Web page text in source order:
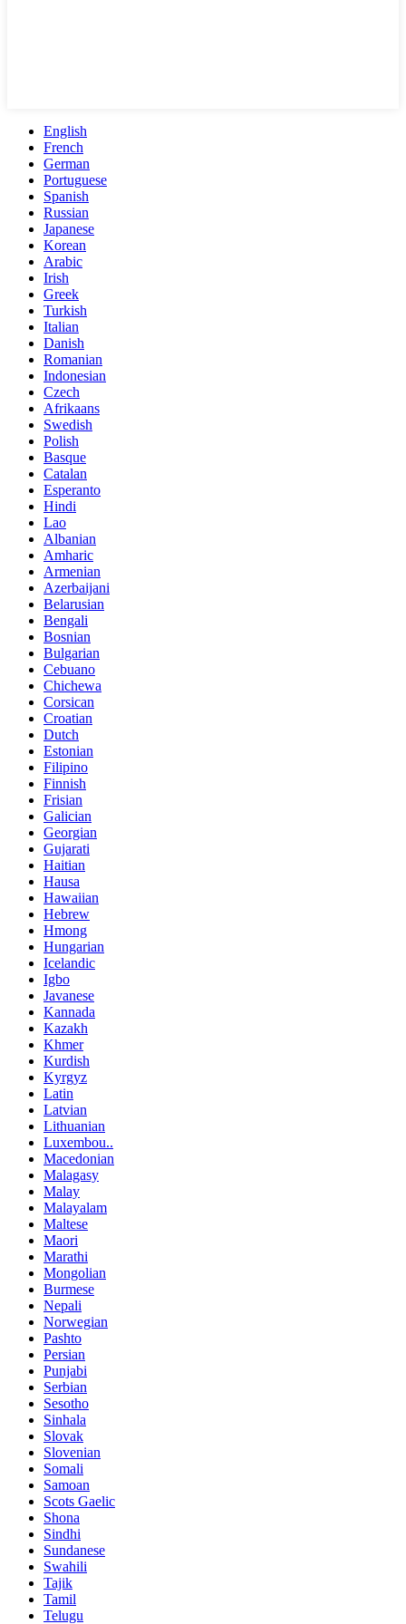
English
French
German
Portuguese
Spanish
Russian
Japanese
Korean
Arabic
Irish
Greek
Turkish
Italian
Danish
Romanian
Indonesian
Czech
Afrikaans
Swedish
Polish
Basque
Catalan
Esperanto
Hindi
Lao
Albanian
Amharic
Armenian
Azerbaijani
Belarusian
Bengali
Bosnian
Bulgarian
Cebuano
Chichewa
Corsican
Croatian
Dutch
Estonian
Filipino
Finnish
Frisian
Galician
Georgian
Gujarati
Haitian
Hausa
Hawaiian
Hebrew
Hmong
Hungarian
Icelandic
Igbo
Javanese
Kannada
Kazakh
Khmer
Kurdish
Kyrgyz
Latin
Latvian
Lithuanian
Luxembou..
Macedonian
Malagasy
Malay
Malayalam
Maltese
Maori
Marathi
Mongolian
Burmese
Nepali
Norwegian
Pashto
Persian
Punjabi
Serbian
Sesotho
Sinhala
Slovak
Slovenian
Somali
Samoan
Scots Gaelic
Shona
Sindhi
Sundanese
Swahili
Tajik
Tamil
Telugu